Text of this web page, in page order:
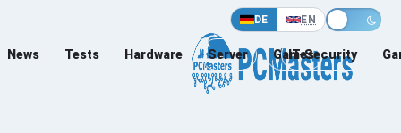
DE EN
News Tests Hardware Server Games
IT-Security